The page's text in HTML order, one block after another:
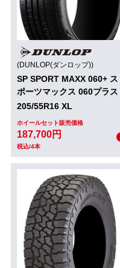
(DUNLOP(ダンロップ))
SP SPORT MAXX 060+ ス
ポーツマックス 060プラス
205/55R16 XL
ホイールセット販売価格
187,700円
税込/4本